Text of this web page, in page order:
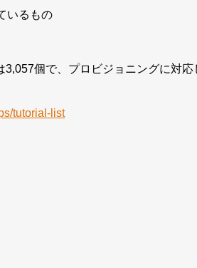
いるもの
個で、プロビジョニングに対
tutorial-list